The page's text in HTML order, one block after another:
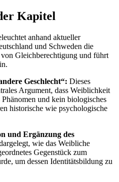
Kapitel
anhand aktueller
und Schweden die
Gleichberechtigung und führt
Geschlecht“: Dieses
Argument, dass Weiblichkeit
und kein biologisches
historische wie psychologische
und Ergänzung des
wie das Weibliche
Gegenstück zum
um dessen Identitätsbildung zu